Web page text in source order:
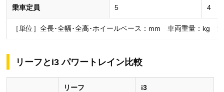
乗車定員 5 4
［単位］全長･全幅･全高･ホイールベース：mm 車両重量：kg
リーフとi3 パワートレイン比較
リーフ i3